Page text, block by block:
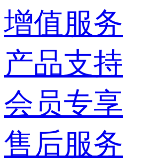
增值服务
产品支持
会员专享
售后服务